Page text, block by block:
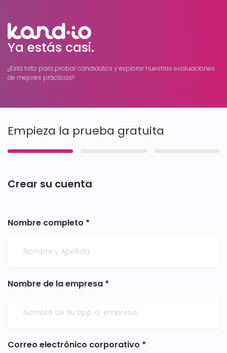
Ya estás casi.
¿Está listo para probar candidatos y explorar nuestras evaluaciones
de mejores prácticas?
Crear su cuenta
Nombre completo *
Nombre de la empresa *
Correo electrónico corporativo *